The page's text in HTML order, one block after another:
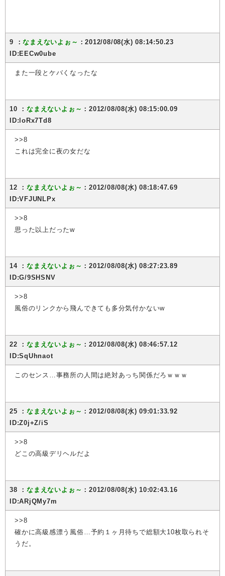
9 ：なまえないよぉ～ ：2012/08/08(水) 08:14:50.23
ID:EECw0ube
また一段とケバくなったな
10 ：なまえないよぉ～ ：2012/08/08(水) 08:15:00.09
ID:loRx7Td8
>>8
これは完全に夜の女だな
12 ：なまえないよぉ～ ：2012/08/08(水) 08:18:47.69
ID:VFJUNLPx
>>8
思った以上だったw
14 ：なまえないよぉ～ ：2012/08/08(水) 08:27:23.89
ID:G/9SHSNV
>>8
風俗のリンクから飛んできても多分気付かないw
22 ：なまえないよぉ～ ：2012/08/08(水) 08:46:57.12
ID:SqUhnaot
このセンス…事務所の人間は絶対あっち関係だろｗｗｗ
25 ：なまえないよぉ～ ：2012/08/08(水) 09:01:33.92
ID:Z0j+Z/iS
>>8
どこの高級デリヘルだよ
38 ：なまえないよぉ～ ：2012/08/08(水) 10:02:43.16
ID:ARjQMy7m
>>8
確かに高級感漂う風俗…予約１ヶ月待ちで総額大10枚取られそ
うだ。